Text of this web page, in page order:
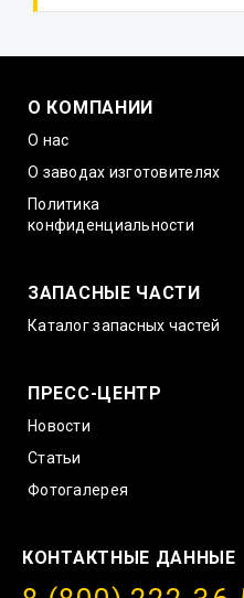
О КОМПАНИИ
О нас
О заводах изготовителях
Политика
конфиденциальности
ЗАПАСНЫЕ ЧАСТИ
Каталог запасных частей
ПРЕСС-ЦЕНТР
Новости
Статьи
Фотогалерея
КОНТАКТНЫЕ ДАННЫЕ